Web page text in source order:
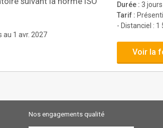
au 1 avr. 2027
Durée : 3
Tarif :
- Distanciel : 1
Voir la
Nos engagements qualité